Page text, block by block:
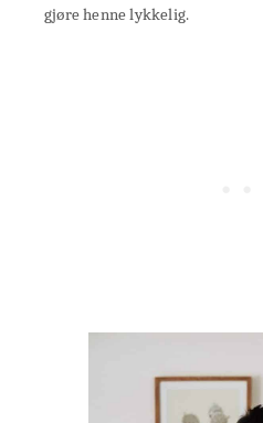
gjøre henne lykkelig.